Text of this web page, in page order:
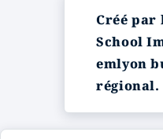
Créé par
School
emlyon
régional.